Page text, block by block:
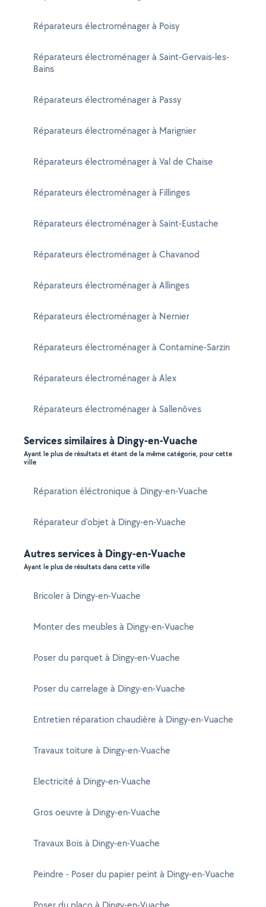
Réparateurs électroménager à Poisy
Réparateurs électroménager à Saint-Gervais-les-
Bains
Réparateurs électroménager à Passy
Réparateurs électroménager à Marignier
Réparateurs électroménager à Val de Chaise
Réparateurs électroménager à Fillinges
Réparateurs électroménager à Saint-Eustache
Réparateurs électroménager à Chavanod
Réparateurs électroménager à Allinges
Réparateurs électroménager à Nernier
Réparateurs électroménager à Contamine-Sarzin
Réparateurs électroménager à Alex
Réparateurs électroménager à Sallenôves
Services similaires à Dingy-en-Vuache
Ayant le plus de résultats et étant de la même catégorie, pour cette
ville
Réparation éléctronique à Dingy-en-Vuache
Réparateur d'objet à Dingy-en-Vuache
Autres services à Dingy-en-Vuache
Ayant le plus de résultats dans cette ville
Bricoler à Dingy-en-Vuache
Monter des meubles à Dingy-en-Vuache
Poser du parquet à Dingy-en-Vuache
Poser du carrelage à Dingy-en-Vuache
Entretien réparation chaudière à Dingy-en-Vuache
Travaux toiture à Dingy-en-Vuache
Electricité à Dingy-en-Vuache
Gros oeuvre à Dingy-en-Vuache
Travaux Bois à Dingy-en-Vuache
Peindre - Poser du papier peint à Dingy-en-Vuache